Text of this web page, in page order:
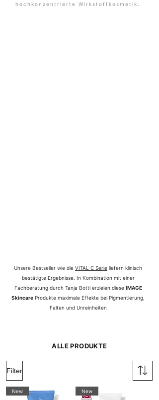
hochkonzentrierte Wirkstoffkosmetik.
Unsere Bestseller wie die VITAL C Serie liefern klinisch
bestätigte Ergebnisse. In Kombination mit einer
Fachberatung durch Tanja Botti erzielen diese IMAGE
Skincare Produkte maximale Effekte bei Pigmentierung,
Falten und Unreinheiten
ALLE PRODUKTE
Filter
New New